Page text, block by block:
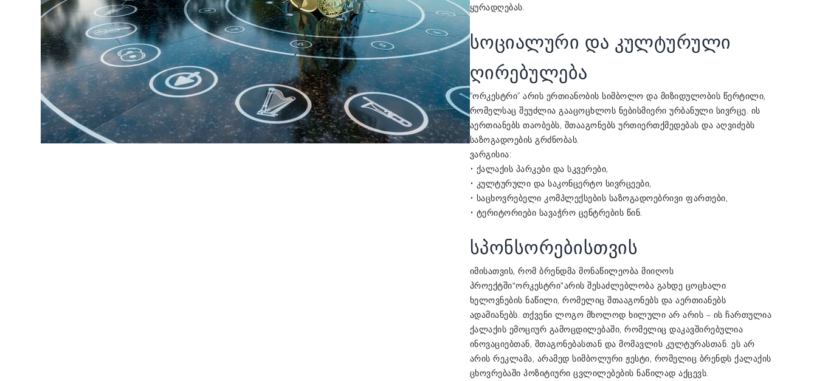
ყურადღებას.
სოციალური და კულტურული
ღირებულება
“ორკესტრი” არის ერთიანობის სიმბოლო და მიზიდულობის წერტილი,
რომელსაც შეუძლია გააცოცხლოს ნებისმიერი ურბანული სივრცე. ის
აერთიანებს თაობებს, შთააგონებს ურთიერთქმედებას და აღვიძებს
საზოგადოების გრძნობას.
ვარგისია:
• ქალაქის პარკები და სკვერები,
• კულტურული და საკონცერტო სივრცეები,
• საცხოვრებელი კომპლექსების საზოგადოებრივი ფართები,
• ტერიტორიები სავაჭრო ცენტრების წინ.
სპონსორებისთვის
იმისათვის, რომ ბრენდმა მონაწილეობა მიიღოს
პროექტში“ორკესტრი”არის შესაძლებლობა გახდე ცოცხალი
ხელოვნების ნაწილი, რომელიც შთააგონებს და აერთიანებს
ადამიანებს. თქვენი ლოგო მხოლოდ ხილული არ არის – ის ჩართულია
ქალაქის ემოციურ გამოცდილებაში, რომელიც დაკავშირებულია
ინოვაციებთან, შთაგონებასთან და მომავლის კულტურასთან. ეს არ
არის რეკლამა, არამედ სიმბოლური ჟესტი, რომელიც ბრენდს ქალაქის
ცხოვრებაში პოზიტიური ცვლილებების ნაწილად აქცევს.